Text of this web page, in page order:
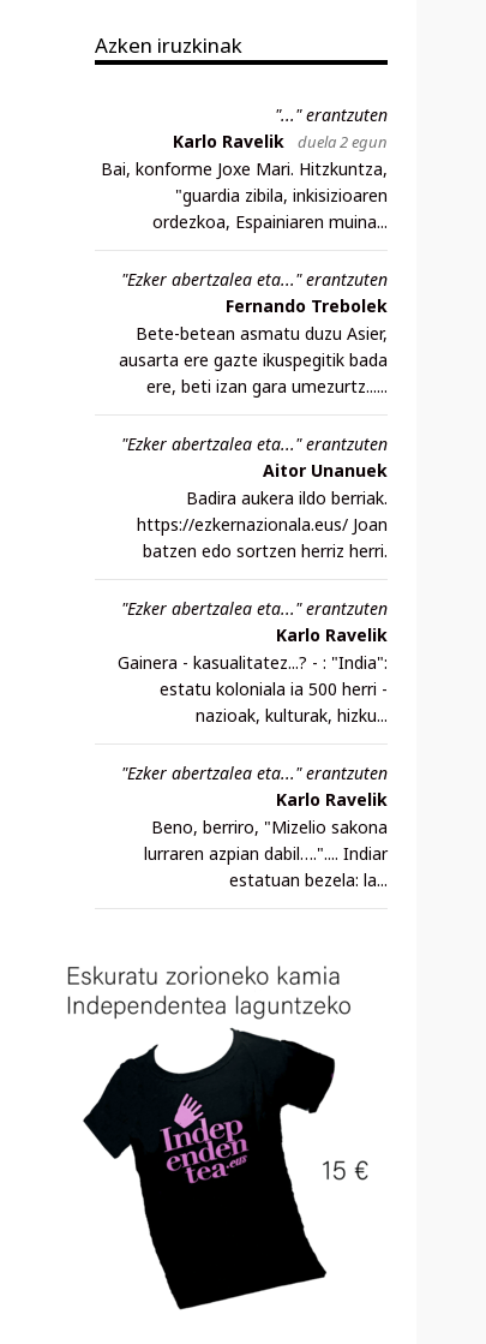
Azken iruzkinak
"..." erantzuten
Karlo Ravelik
duela 2 egun
Bai, konforme Joxe Mari. Hitzkuntza,
"guardia zibila, inkisizioaren
ordezkoa, Espainiaren muina...
"Ezker abertzalea eta..." erantzuten
Fernando Trebolek
Bete-betean asmatu duzu Asier,
ausarta ere gazte ikuspegitik bada
ere, beti izan gara umezurtz......
"Ezker abertzalea eta..." erantzuten
Aitor Unanuek
Badira aukera ildo berriak.
https://ezkernazionala.eus/ Joan
batzen edo sortzen herriz herri.
"Ezker abertzalea eta..." erantzuten
Karlo Ravelik
Gainera - kasualitatez...? - : "India":
estatu koloniala ia 500 herri -
nazioak, kulturak, hizku...
"Ezker abertzalea eta..." erantzuten
Karlo Ravelik
Beno, berriro, "Mizelio sakona
lurraren azpian dabil….".... Indiar
estatuan bezela: la...